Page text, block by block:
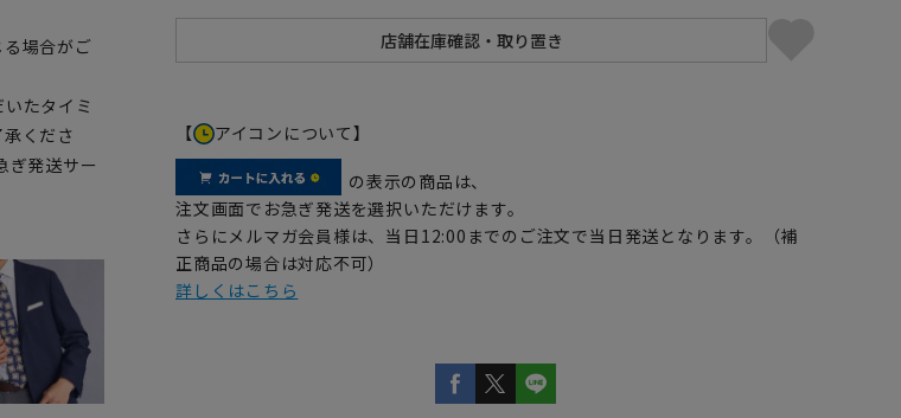
場合がご
たタイミ
くださ
ぎ発送サー
【 アイコンについて】
の表示の商品は、
注文画面でお急ぎ発送を選択いただけます。
さらにメルマガ会員様は、当日12:00までのご注文で当日発送となります。（補
正商品の場合は対応不可）
詳しくはこちら